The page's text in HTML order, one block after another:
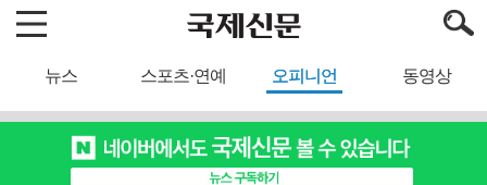
뉴스 스포츠·연예 오피니언 동영상